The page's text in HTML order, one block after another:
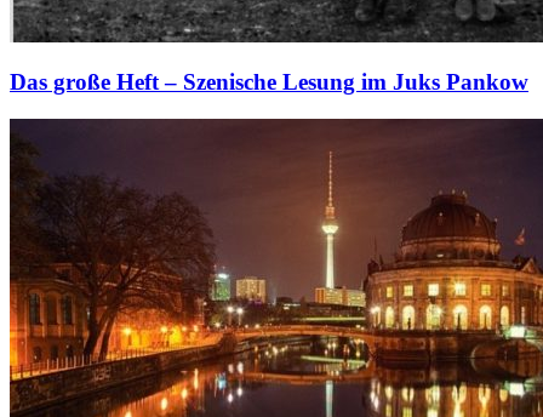
Das große Heft – Szenische Lesung im Juks Pankow